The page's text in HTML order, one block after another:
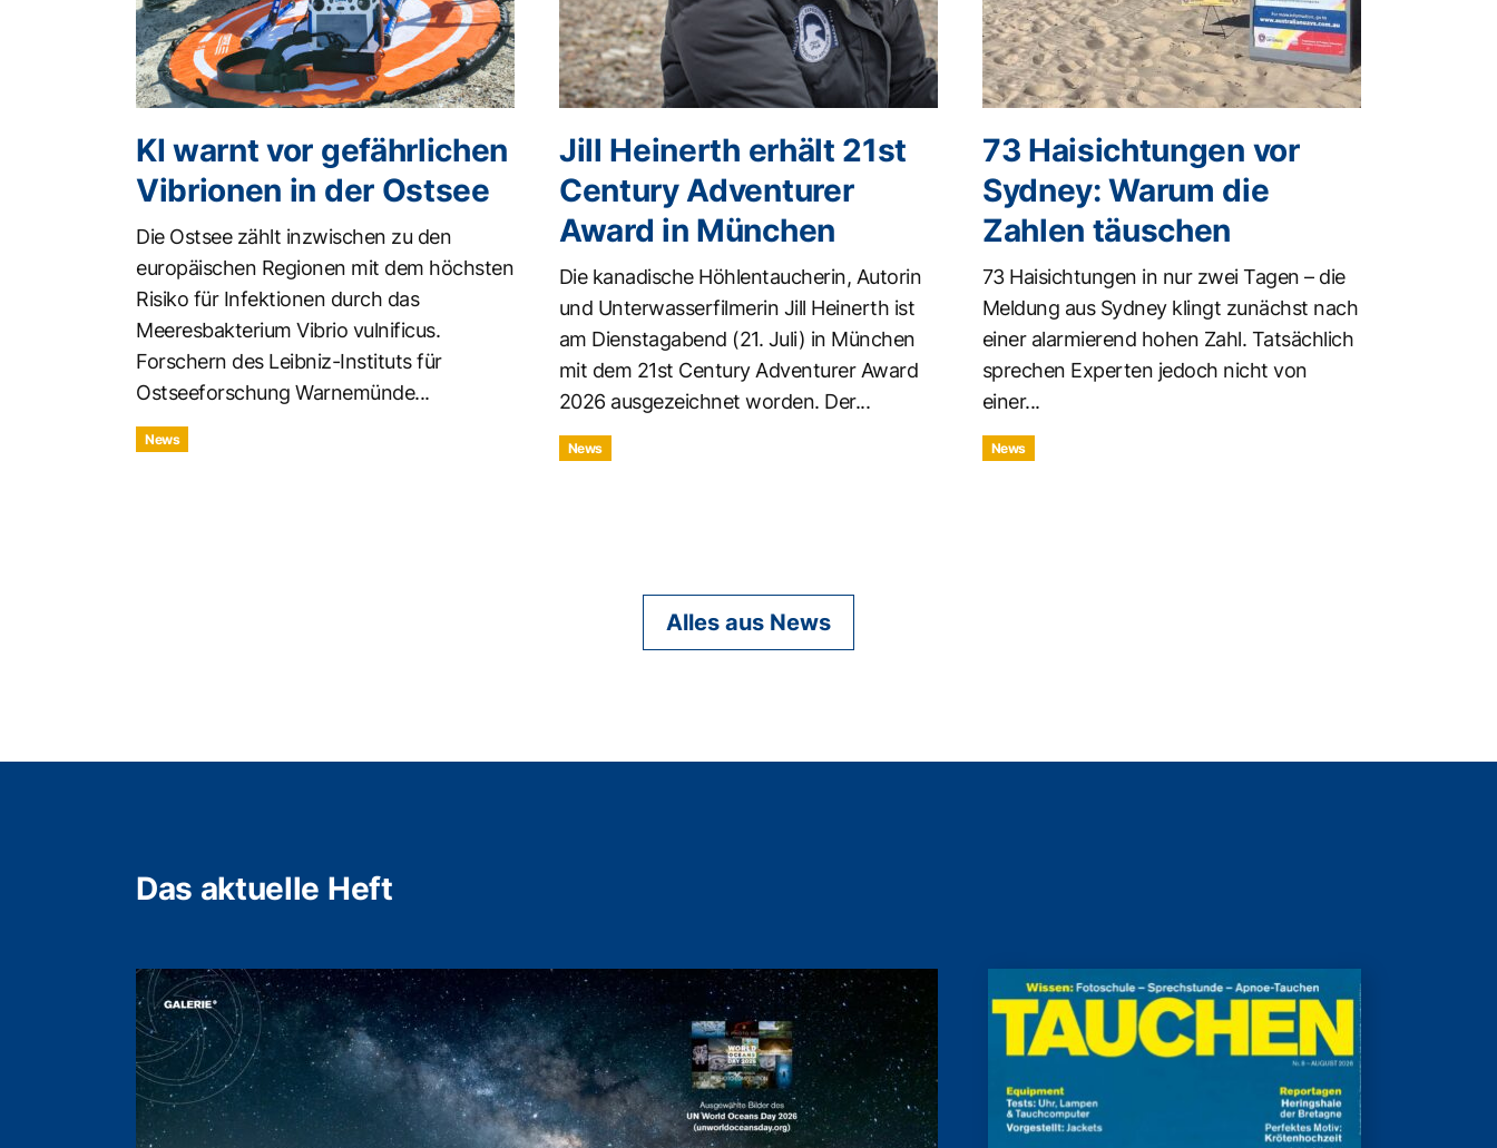
KI warnt vor gefährlichen
Vibrionen in der Ostsee
Die Ostsee zählt inzwischen zu den
europäischen Regionen mit dem höchsten
Risiko für Infektionen durch das
Meeresbakterium Vibrio vulnificus.
Forschern des Leibniz-Instituts für
Ostseeforschung Warnemünde...
News
Jill Heinerth erhält 21st
Century Adventurer
Award in München
Die kanadische Höhlentaucherin, Autorin
und Unterwasserfilmerin Jill Heinerth ist
am Dienstagabend (21. Juli) in München
mit dem 21st Century Adventurer Award
2026 ausgezeichnet worden. Der...
News
73 Haisichtungen vor
Sydney: Warum die
Zahlen täuschen
73 Haisichtungen in nur zwei Tagen – die
Meldung aus Sydney klingt zunächst nach
einer alarmierend hohen Zahl. Tatsächlich
sprechen Experten jedoch nicht von
einer...
News
Alles aus News
Das aktuelle Heft